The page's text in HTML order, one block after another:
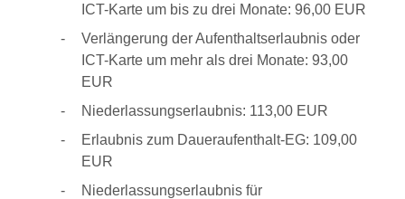
ICT-Karte um bis zu drei Monate: 96,00 EUR
Verlängerung der Aufenthaltserlaubnis oder
ICT-Karte um mehr als drei Monate: 93,00
EUR
Niederlassungserlaubnis: 113,00 EUR
Erlaubnis zum Daueraufenthalt-EG: 109,00
EUR
Niederlassungserlaubnis für